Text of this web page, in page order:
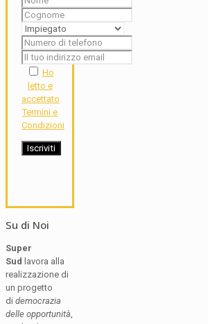
Ho
letto e
accettato
Termini e
Condizioni
Su di Noi
Super
Sud lavora alla
realizzazione di
un progetto
di democrazia
delle opportunità